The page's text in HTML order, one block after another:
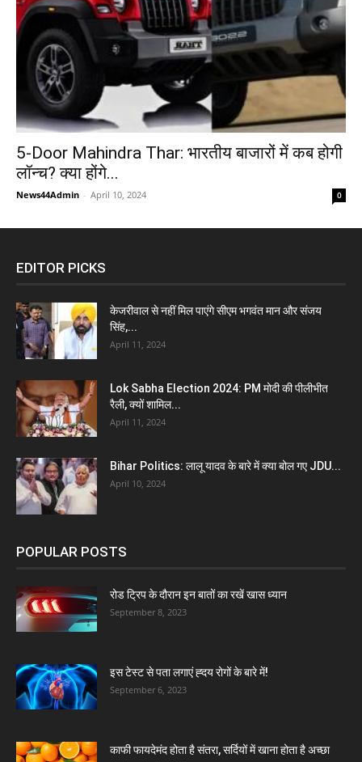
5-Door Mahindra Thar: भारतीय बाजारों में कब होगी
लॉन्च? क्या होंगे...
News44Admin - April 10, 2024 0
EDITOR PICKS
केजरीवाल से नहीं मिल पाएंगे सीएम भगवंत मान और संजय
सिंह,...
April 11, 2024
Lok Sabha Election 2024: PM मोदी की पीलीभीत
रैली, क्यों शामिल...
April 11, 2024
Bihar Politics: लालू यादव के बारे में क्या बोल गए JDU...
April 10, 2024
POPULAR POSTS
रोड ट्रिप के दौरान इन बातों का रखें खास ध्यान
September 8, 2023
इस टेस्ट से पता लगाएं ह्दय रोगों के बारे में!
September 6, 2023
काफी फायदेमंद होता है संतरा, सर्दियों में खाना होता है अच्छा